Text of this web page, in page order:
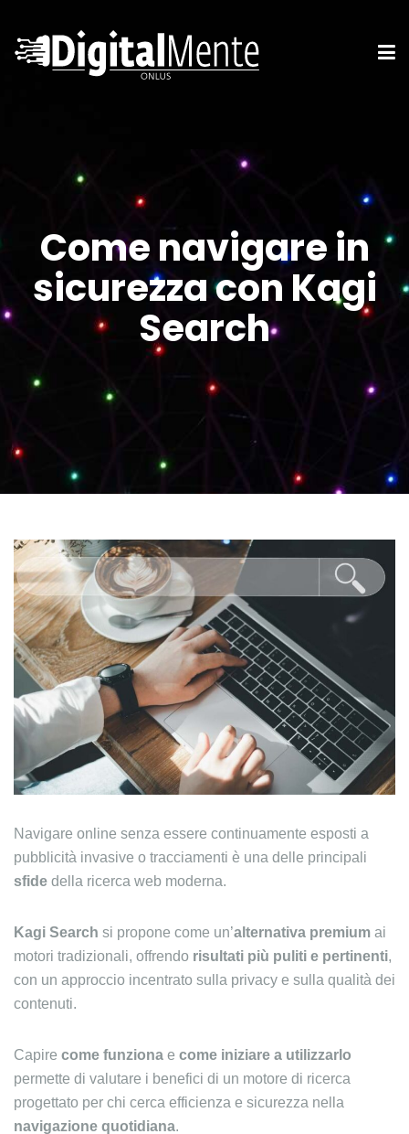
Come navigare in
sicurezza con Kagi
Search
Navigare online senza essere continuamente esposti a
pubblicità invasive o tracciamenti è una delle principali
sfide della ricerca web moderna.
Kagi Search si propone come un’alternativa premium ai
motori tradizionali, offrendo risultati più puliti e pertinenti,
con un approccio incentrato sulla privacy e sulla qualità dei
contenuti.
Capire come funziona e come iniziare a utilizzarlo
permette di valutare i benefici di un motore di ricerca
progettato per chi cerca efficienza e sicurezza nella
navigazione quotidiana.